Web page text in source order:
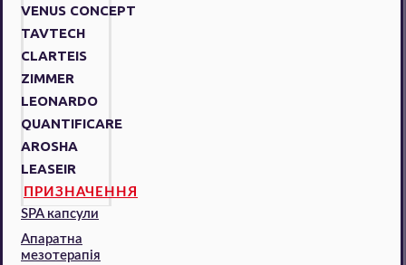
VENUS CONCEPT
TAVTECH
CLARTEIS
ZIMMER
LEONARDO
QUANTIFICARE
AROSHA
LEASEIR
ПРИЗНАЧЕННЯ
SPA капсули
Апаратна
мезотерапія